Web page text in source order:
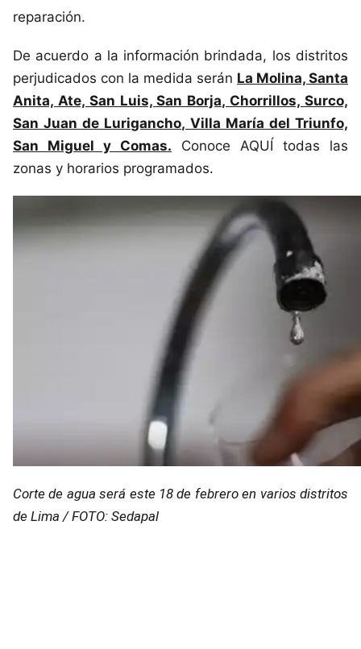
reparación.
De acuerdo a la información brindada, los distritos
perjudicados con la medida serán La Molina, Santa
Anita, Ate, San Luis, San Borja, Chorrillos, Surco,
San Juan de Lurigancho, Villa María del Triunfo,
San Miguel y Comas. Conoce AQUÍ todas las
zonas y horarios programados.
Corte de agua será este 18 de febrero en varios distritos
de Lima / FOTO: Sedapal